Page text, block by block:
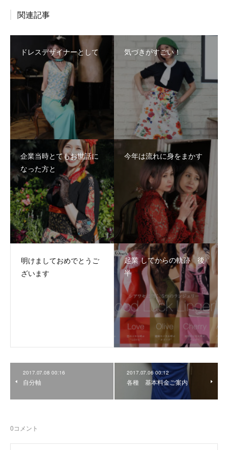
関連記事
ドレスデザイナーとして 気づきがすごい！
企業当時とてもお世話に
なった方と
今年は流れに身をまかす
明けましておめでとうご
ざいます
起業 してからの軌跡 後
半
2017.07.08 00:16
自分軸
2017.07.06 00:12
各種 基本料金ご案内
0コメント